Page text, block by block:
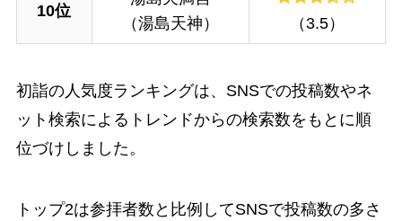
10位
（湯島天神）
（3.5）
初詣の人気度ランキングは、SNSでの投稿数やネ
ット検索によるトレンドからの検索数をもとに順
位づけしました。
トップ2は参拝者数と比例してSNSで投稿数の多さ